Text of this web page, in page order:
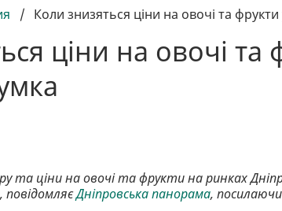
/ Коли знизяться ціни на овочі та
ціни на овочі та
та ціни на овочі та фрукти на ринках
повідомляєДніпровська панорама,